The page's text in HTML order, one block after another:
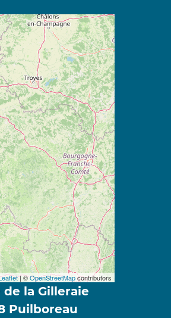
| ©OpenStreetMapcontributors
de la Gilleraie
Puilboreau